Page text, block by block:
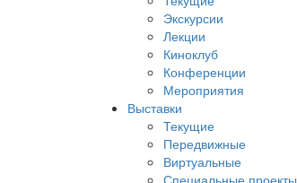
Экскурсии
Лекции
Киноклуб
Конференции
Мероприятия
Выставки
Текущие
Передвижные
Виртуальные
Специальные проекты